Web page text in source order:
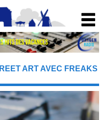
ART AVEC FREAKS